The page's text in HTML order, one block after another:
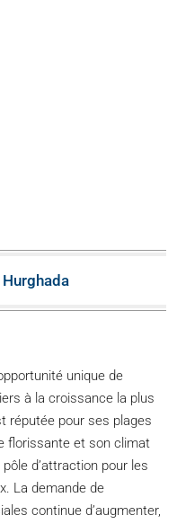
unique de
à la croissance la plus
réputée pour ses plages
florissante et son climat
d’attraction pour les
La demande de
continue d’augmenter,